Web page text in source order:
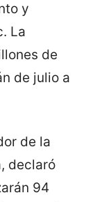
y
La
de
de julio a
de la
declaró
94